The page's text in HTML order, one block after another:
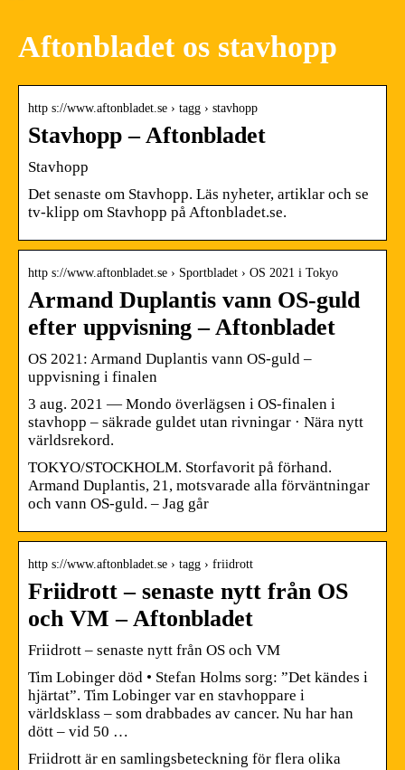
Aftonbladet os stavhopp
http s://www.aftonbladet.se › tagg › stavhopp
Stavhopp – Aftonbladet
Stavhopp
Det senaste om Stavhopp. Läs nyheter, artiklar och se
tv-klipp om Stavhopp på Aftonbladet.se.
http s://www.aftonbladet.se › Sportbladet › OS 2021 i Tokyo
Armand Duplantis vann OS-guld
efter uppvisning – Aftonbladet
OS 2021: Armand Duplantis vann OS-guld –
uppvisning i finalen
3 aug. 2021 — Mondo överlägsen i OS-finalen i
stavhopp – säkrade guldet utan rivningar · Nära nytt
världsrekord.
TOKYO/STOCKHOLM. Storfavorit på förhand.
Armand Duplantis, 21, motsvarade alla förväntningar
och vann OS-guld. – Jag går
http s://www.aftonbladet.se › tagg › friidrott
Friidrott – senaste nytt från OS
och VM – Aftonbladet
Friidrott – senaste nytt från OS och VM
Tim Lobinger död • Stefan Holms sorg: ”Det kändes i
hjärtat”. Tim Lobinger var en stavhoppare i
världsklass – som drabbades av cancer. Nu har han
dött – vid 50 …
Friidrott är en samlingsbeteckning för flera olika